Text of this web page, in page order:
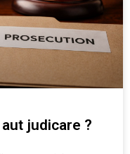
judicare ?